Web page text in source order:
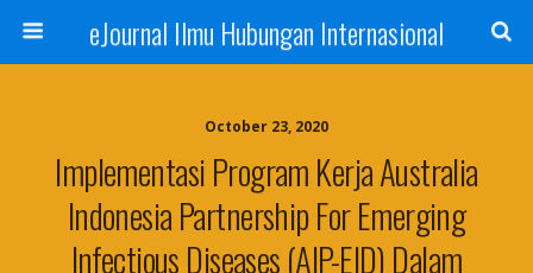
eJournal Ilmu Hubungan Internasional
October 23, 2020
Implementasi Program Kerja Australia
Indonesia Partnership For Emerging
Infectious Diseases (AIP-EID) Dalam